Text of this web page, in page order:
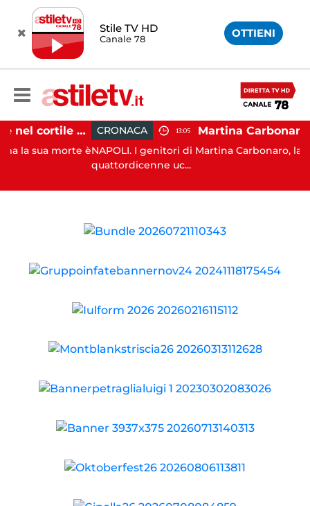
Stile TV HD
Canale 78 OTTIENI
Salerno, cadavere nel cortile di un palazzo: indaga la Polizia
morte è
CRONACA 13:05
NAPOLI. I genitori di Martina Carbonaro, la
quattordicenne uc...